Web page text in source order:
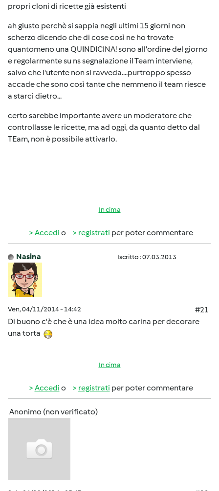
propri cloni di ricette già esistenti
ah giusto perchè si sappia negli ultimi 15 giorni non
scherzo dicendo che di cose così ne ho trovate
quantomeno una QUINDICINA! sono all'ordine del giorno
e regolarmente su ns segnalazione il Team interviene,
salvo che l'utente non si ravveda....purtroppo spesso
accade che sono così tante che nemmeno il team riesce
a starci dietro...
certo sarebbe importante avere un moderatore che
controllasse le ricette, ma ad oggi, da quanto detto dal
TEam, non è possibile attivarlo.
In cima
Accedi o registrati per poter commentare
Nasina Iscritto : 07.03.2013
Ven, 04/11/2014 - 14:42
#21
Di buono c'è che è una idea molto carina per decorare
una torta
In cima
Accedi o registrati per poter commentare
Anonimo (non verificato)